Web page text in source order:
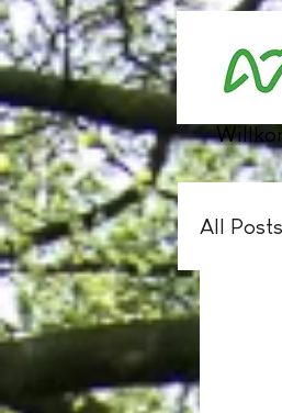
All Posts